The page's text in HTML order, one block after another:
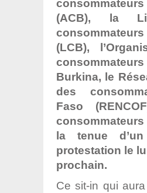
(ACB), la
(LCB),
Burkina, le
des
Faso
la tenue
protestation le
prochain.
Ce sit-in qui